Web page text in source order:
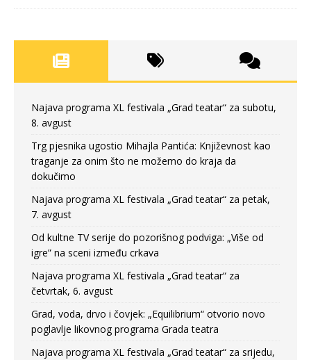
Najava programa XL festivala „Grad teatar“ za subotu,
8. avgust
Trg pjesnika ugostio Mihajla Pantića: Književnost kao
traganje za onim što ne možemo do kraja da
dokučimo
Najava programa XL festivala „Grad teatar“ za petak,
7. avgust
Od kultne TV serije do pozorišnog podviga: „Više od
igre” na sceni između crkava
Najava programa XL festivala „Grad teatar“ za
četvrtak, 6. avgust
Grad, voda, drvo i čovjek: „Equilibrium“ otvorio novo
poglavlje likovnog programa Grada teatra
Najava programa XL festivala „Grad teatar“ za srijedu,